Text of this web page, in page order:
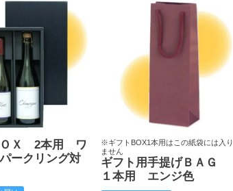
ＯＸ 2本用 ワ
ークリング対
※ギフトBOX1本用はこの紙袋には入り
ません
ギフト用手提げＢＡＧ
１本用 エンジ色